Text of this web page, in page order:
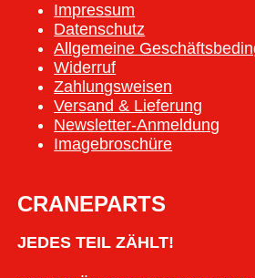
Impressum
Datenschutz
Allgemeine
Widerruf
Zahlungsweisen
Versand & Lieferung
Newsletter-Anmeldung
Imagebroschüre
CRANEPARTS
JEDES TEIL ZÄHLT!